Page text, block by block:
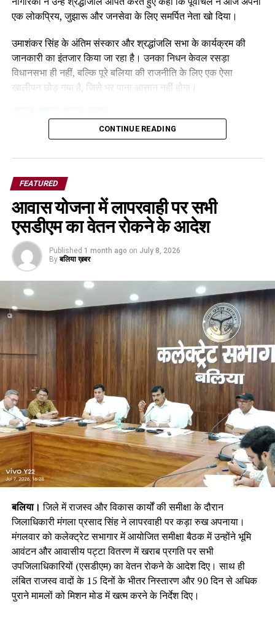
एक लोकप्रिय, जुझारू और जनसेवा के लिए समर्पित नेता खो दिया।
उमाशंकर सिंह के अंतिम संस्कार और श्रद्धांजलि सभा के कार्यक्रम की
जानकारी का इंतजार किया जा रहा है। उनका निधन केवल रसड़ा
विधानसभा ही नहीं, बल्कि पूरे बलिया की राजनीति के लिए एक ऐसा
खालीपन छोड़ गया है, जिसे भर पाना आसान नहीं होगा।
Facebook
Twitter
WhatsApp
Share
CONTINUE READING
FEATURED
आवास योजना में लापरवाही पर सभी
एसडीएम का वेतन रोकने के आदेश
Published 1 month ago on July 8, 2026
By बलिया ख़बर
बलिया। जिले में राजस्व और विकास कार्यों की समीक्षा के दौरान
जिलाधिकारी मंगला प्रसाद सिंह ने लापरवाही पर कड़ा रुख अपनाया।
मंगलवार को कलेक्ट्रेट सभागार में आयोजित समीक्षा बैठक में उन्होंने भूमि
आवंटन और आवासीय पट्टा वितरण में खराब प्रगति पर सभी
उपजिलाधिकारियों (एसडीएम) का वेतन रोकने के आदेश दिए। साथ ही
लंबित राजस्व वादों के 15 दिनों के भीतर निस्तारण और 90 दिन से अधिक
पुराने मामलों को मिशन मोड में खत्म करने के निर्देश दिए।